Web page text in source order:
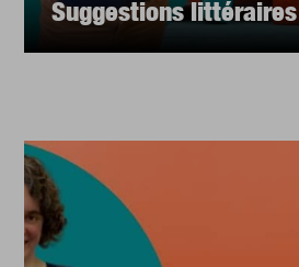
Suggestions littéraires